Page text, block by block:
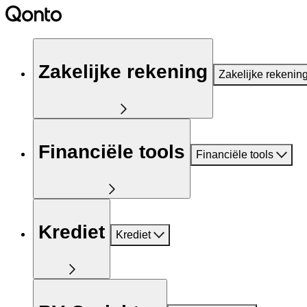
Zakelijke rekening Zakelijke
Financiële tools Financiële tools
Krediet Krediet